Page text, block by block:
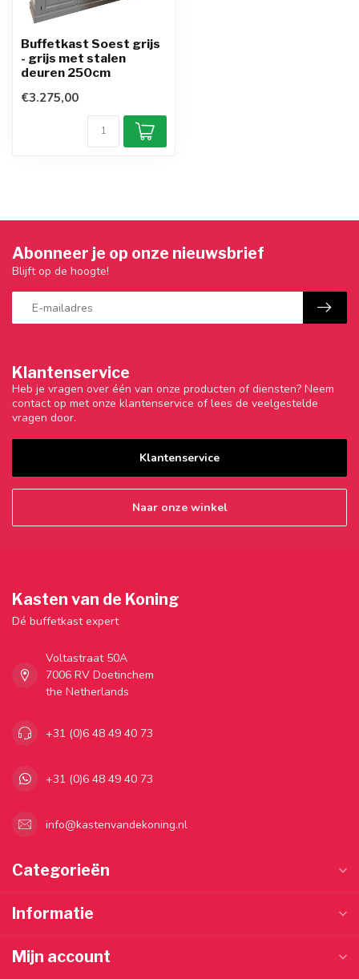
Buffetkast Soest grijs
- grijs met stalen
deuren 250cm
€3.275,00
Klantenservice
Heb je vragen over één van onze producten of diensten? Neem
contact op met onze klantenservice of lees de veelgestelde
vragen door.
Klantenservice
Naar onze winkel
Abonneer je op onze nieuwsbrief
Blijft op de hoogte!
Kasten van de Koning
Dé buffetkast expert
Voltastraat 50A
7006 RV Doetinchem
the Netherlands
+31 (0)6 48 49 40 73
+31 (0)6 48 49 40 73
info@kastenvandekoning.nl
Categorieën
Informatie
Mijn account